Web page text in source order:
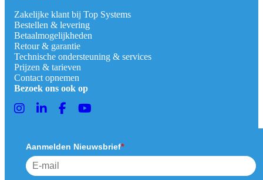
Zakelijke klant bij Top Systems
Bestellen & levering
Betaalmogelijkheden
Retour & garantie
Technische ondersteuning & services
Prijzen & tarieven
Contact opnemen
Bezoek ons ook op
Aanmelden Nieuwsbrief*